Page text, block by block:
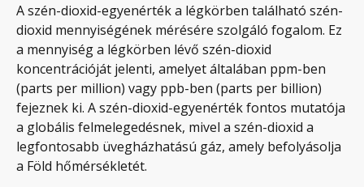
A szén-dioxid-egyenérték a légkörben található szén-
dioxid mennyiségének mérésére szolgáló fogalom. Ez
a mennyiség a légkörben lévő szén-dioxid
koncentrációját jelenti, amelyet általában ppm-ben
(parts per million) vagy ppb-ben (parts per billion)
fejeznek ki. A szén-dioxid-egyenérték fontos mutatója
a globális felmelegedésnek, mivel a szén-dioxid a
legfontosabb üvegházhatású gáz, amely befolyásolja
a Föld hőmérsékletét.